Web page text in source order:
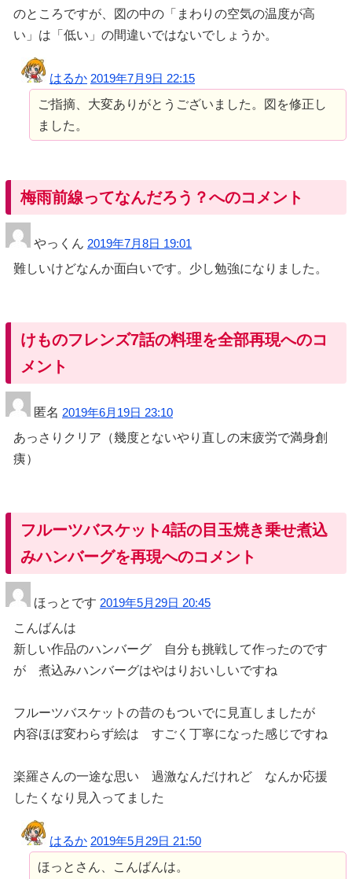
のところですが、図の中の「まわりの空気の温度が高
い」は「低い」の間違いではないでしょうか。
はるか 2019年7月9日 22:15
ご指摘、大変ありがとうございました。図を修正し
ました。
梅雨前線ってなんだろう？へのコメント
やっくん 2019年7月8日 19:01
難しいけどなんか面白いです。少し勉強になりました。
けものフレンズ7話の料理を全部再現へのコ
メント
匿名 2019年6月19日 23:10
あっさりクリア（幾度とないやり直しの末疲労で満身創
痍）
フルーツバスケット4話の目玉焼き乗せ煮込
みハンバーグを再現へのコメント
ほっとです 2019年5月29日 20:45
こんばんは
新しい作品のハンバーグ 自分も挑戦して作ったのです
が 煮込みハンバーグはやはりおいしいですね
フルーツバスケットの昔のもついでに見直しましたが
内容ほぼ変わらず絵は すごく丁寧になった感じですね
楽羅さんの一途な思い 過激なんだけれど なんか応援
したくなり見入ってました
はるか 2019年5月29日 21:50
ほっとさん、こんばんは。